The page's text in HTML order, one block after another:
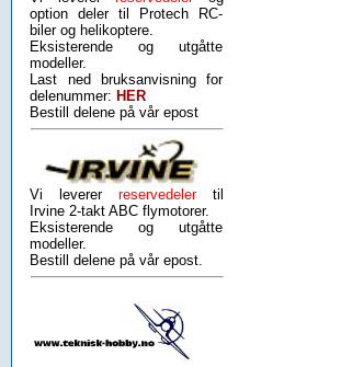
option deler til Protech RC-
biler og helikoptere.
Eksisterende og utgåtte
modeller.
Last ned bruksanvisning for
delenummer: HER
Bestill delene på vår epost
Vi leverer reservedelertil
Irvine 2-takt ABC flymotorer.
Eksisterende og utgåtte
modeller.
Bestill delene på vår epost.